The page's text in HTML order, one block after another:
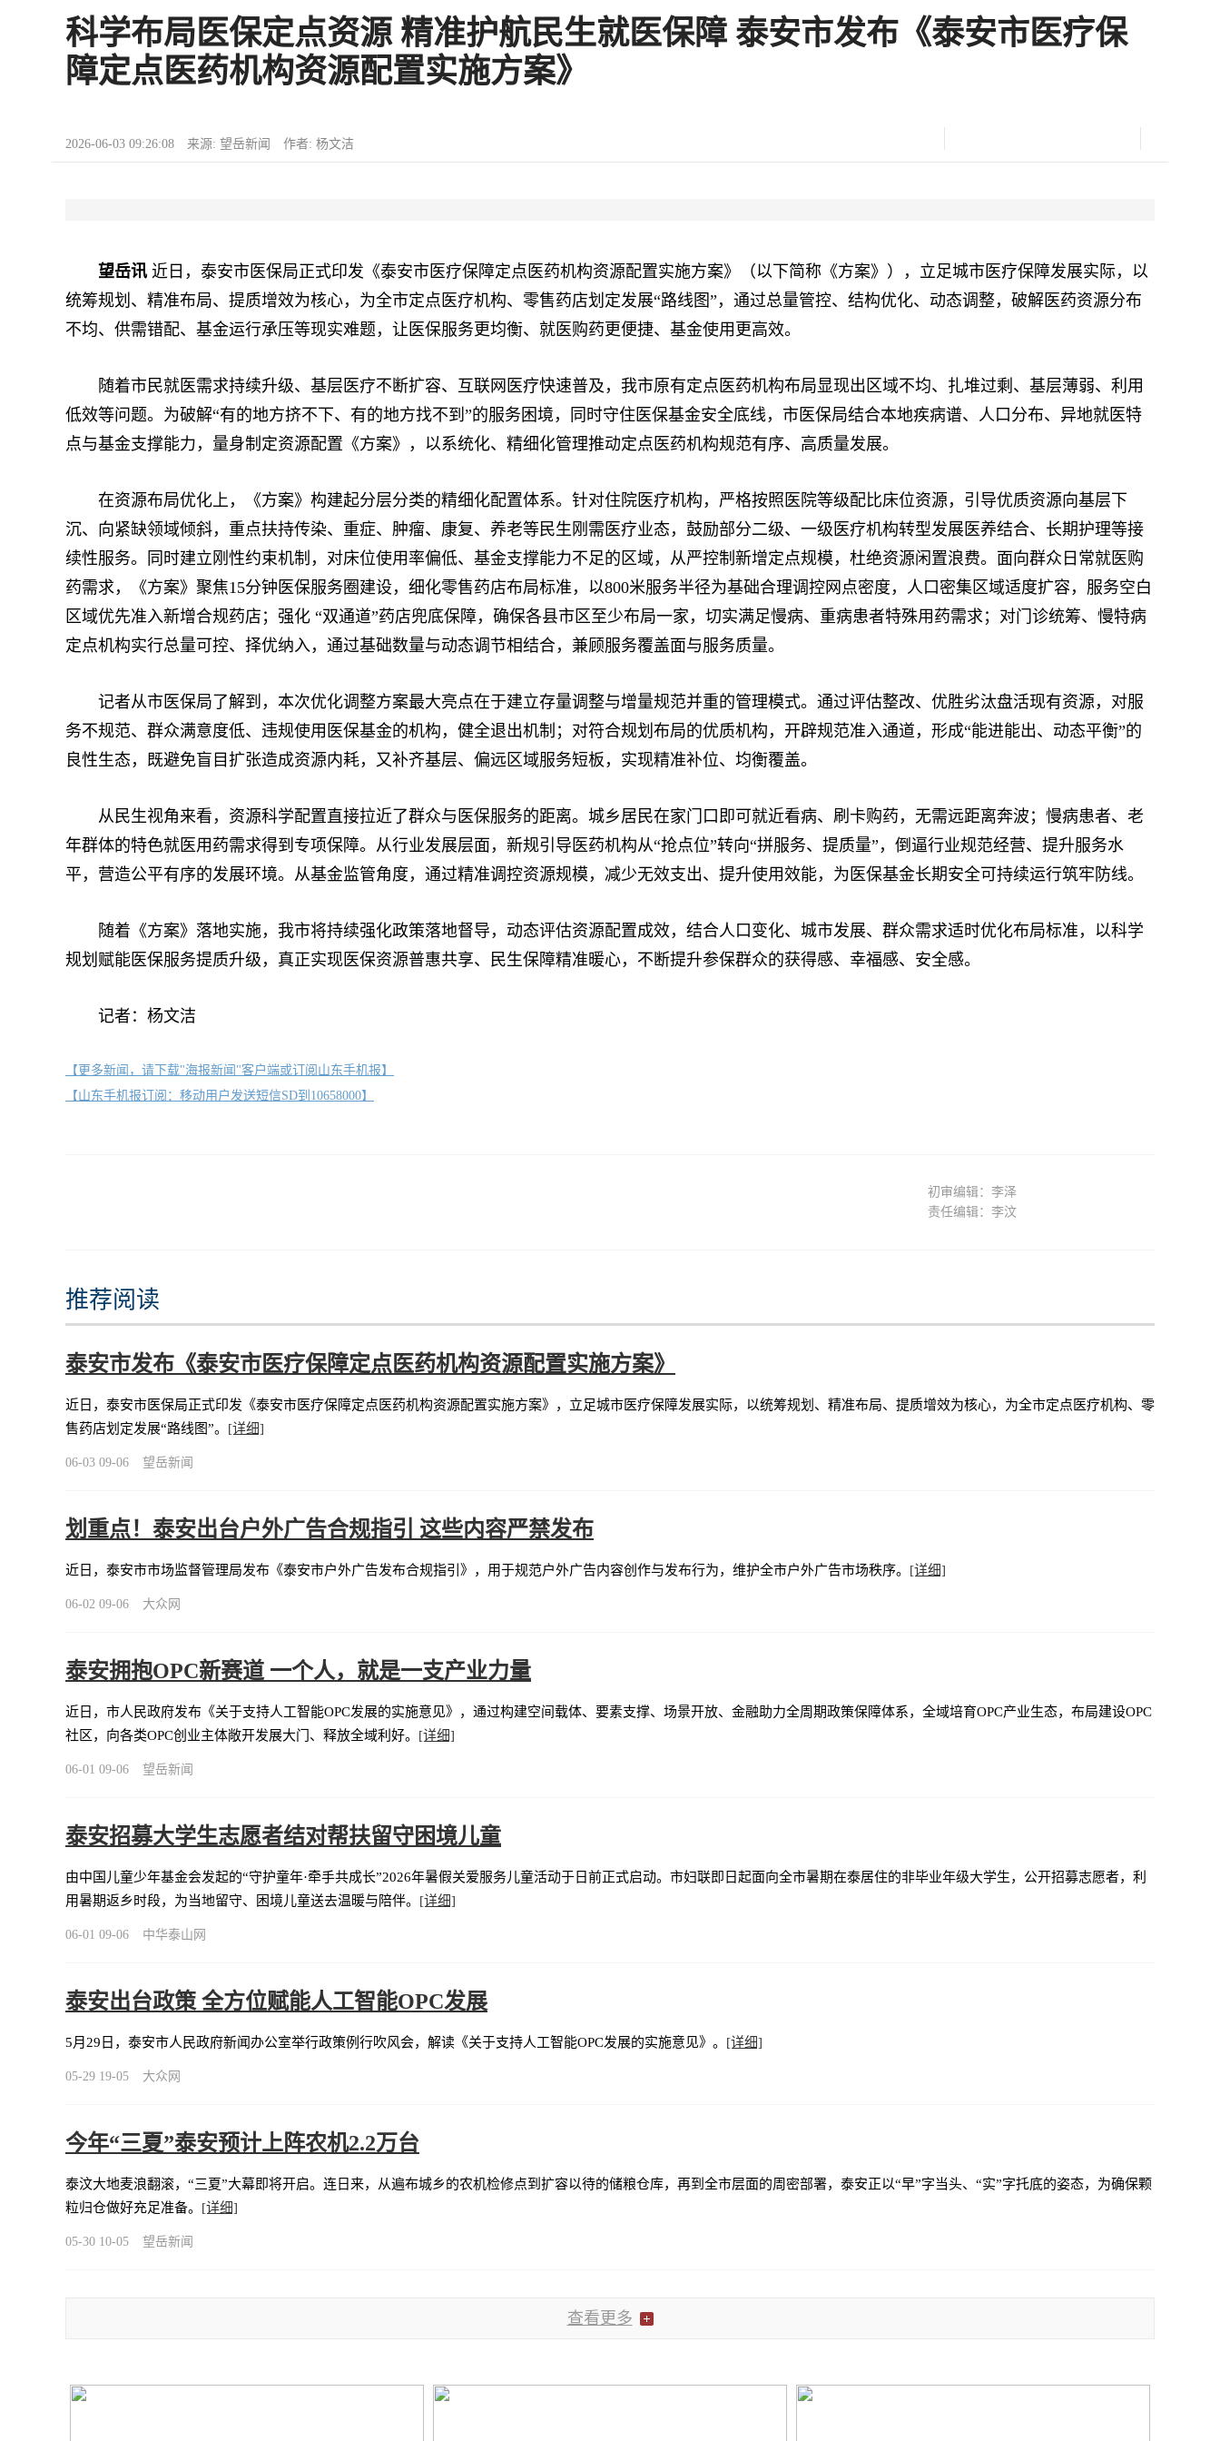
科学布局医保定点资源 精准护航民生就医保障 泰安市发布《泰安市医疗保
障定点医药机构资源配置实施方案》
2026-06-03 09:26:08 来源: 望岳新闻 作者: 杨文洁
望岳讯 近日，泰安市医保局正式印发《泰安市医疗保障定点医药机构资源配置实施方案》（以下简称《方案》），立足城市医疗保障发展实际，以
统筹规划、精准布局、提质增效为核心，为全市定点医疗机构、零售药店划定发展“路线图”，通过总量管控、结构优化、动态调整，破解医药资源分布
不均、供需错配、基金运行承压等现实难题，让医保服务更均衡、就医购药更便捷、基金使用更高效。
随着市民就医需求持续升级、基层医疗不断扩容、互联网医疗快速普及，我市原有定点医药机构布局显现出区域不均、扎堆过剩、基层薄弱、利用
低效等问题。为破解“有的地方挤不下、有的地方找不到”的服务困境，同时守住医保基金安全底线，市医保局结合本地疾病谱、人口分布、异地就医特
点与基金支撑能力，量身制定资源配置《方案》，以系统化、精细化管理推动定点医药机构规范有序、高质量发展。
在资源布局优化上，《方案》构建起分层分类的精细化配置体系。针对住院医疗机构，严格按照医院等级配比床位资源，引导优质资源向基层下
沉、向紧缺领域倾斜，重点扶持传染、重症、肿瘤、康复、养老等民生刚需医疗业态，鼓励部分二级、一级医疗机构转型发展医养结合、长期护理等接
续性服务。同时建立刚性约束机制，对床位使用率偏低、基金支撑能力不足的区域，从严控制新增定点规模，杜绝资源闲置浪费。面向群众日常就医购
药需求，《方案》聚焦15分钟医保服务圈建设，细化零售药店布局标准，以800米服务半径为基础合理调控网点密度，人口密集区域适度扩容，服务空白
区域优先准入新增合规药店；强化 “双通道”药店兜底保障，确保各县市区至少布局一家，切实满足慢病、重病患者特殊用药需求；对门诊统筹、慢特病
定点机构实行总量可控、择优纳入，通过基础数量与动态调节相结合，兼顾服务覆盖面与服务质量。
记者从市医保局了解到，本次优化调整方案最大亮点在于建立存量调整与增量规范并重的管理模式。通过评估整改、优胜劣汰盘活现有资源，对服
务不规范、群众满意度低、违规使用医保基金的机构，健全退出机制；对符合规划布局的优质机构，开辟规范准入通道，形成“能进能出、动态平衡”的
良性生态，既避免盲目扩张造成资源内耗，又补齐基层、偏远区域服务短板，实现精准补位、均衡覆盖。
从民生视角来看，资源科学配置直接拉近了群众与医保服务的距离。城乡居民在家门口即可就近看病、刷卡购药，无需远距离奔波；慢病患者、老
年群体的特色就医用药需求得到专项保障。从行业发展层面，新规引导医药机构从“抢点位”转向“拼服务、提质量”，倒逼行业规范经营、提升服务水
平，营造公平有序的发展环境。从基金监管角度，通过精准调控资源规模，减少无效支出、提升使用效能，为医保基金长期安全可持续运行筑牢防线。
随着《方案》落地实施，我市将持续强化政策落地督导，动态评估资源配置成效，结合人口变化、城市发展、群众需求适时优化布局标准，以科学
规划赋能医保服务提质升级，真正实现医保资源普惠共享、民生保障精准暖心，不断提升参保群众的获得感、幸福感、安全感。
记者：杨文洁
【更多新闻，请下载"海报新闻"客户端或订阅山东手机报】
【山东手机报订阅：移动用户发送短信SD到10658000】
初审编辑：李泽
责任编辑：李汶
推荐阅读
泰安市发布《泰安市医疗保障定点医药机构资源配置实施方案》
近日，泰安市医保局正式印发《泰安市医疗保障定点医药机构资源配置实施方案》，立足城市医疗保障发展实际，以统筹规划、精准布局、提质增效为核心，为全市定点医疗机构、零
售药店划定发展“路线图”。 [详细]
06-03 09-06 望岳新闻
划重点！泰安出台户外广告合规指引 这些内容严禁发布
近日，泰安市市场监督管理局发布《泰安市户外广告发布合规指引》，用于规范户外广告内容创作与发布行为，维护全市户外广告市场秩序。 [详细]
06-02 09-06 大众网
泰安拥抱OPC新赛道 一个人，就是一支产业力量
近日，市人民政府发布《关于支持人工智能OPC发展的实施意见》，通过构建空间载体、要素支撑、场景开放、金融助力全周期政策保障体系，全域培育OPC产业生态，布局建设OPC
社区，向各类OPC创业主体敞开发展大门、释放全域利好。 [详细]
06-01 09-06 望岳新闻
泰安招募大学生志愿者结对帮扶留守困境儿童
由中国儿童少年基金会发起的“守护童年·牵手共成长”2026年暑假关爱服务儿童活动于日前正式启动。市妇联即日起面向全市暑期在泰居住的非毕业年级大学生，公开招募志愿者，利
用暑期返乡时段，为当地留守、困境儿童送去温暖与陪伴。 [详细]
06-01 09-06 中华泰山网
泰安出台政策 全方位赋能人工智能OPC发展
5月29日，泰安市人民政府新闻办公室举行政策例行吹风会，解读《关于支持人工智能OPC发展的实施意见》。 [详细]
05-29 19-05 大众网
今年“三夏”泰安预计上阵农机2.2万台
泰汶大地麦浪翻滚，“三夏”大幕即将开启。连日来，从遍布城乡的农机检修点到扩容以待的储粮仓库，再到全市层面的周密部署，泰安正以“早”字当头、“实”字托底的姿态，为确保颗
粒归仓做好充足准备。 [详细]
05-30 10-05 望岳新闻
查看更多